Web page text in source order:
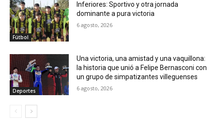
Fútbol
Inferiores: Sportivo y otra jornada
dominante a pura victoria
6 agosto, 2026
Deportes
Una victoria, una amistad y una vaquillona:
la historia que unió a Felipe Bernasconi con
un grupo de simpatizantes villeguenses
6 agosto, 2026